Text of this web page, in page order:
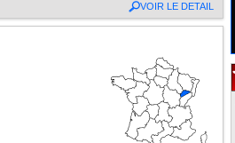
VOIR LE DETAIL